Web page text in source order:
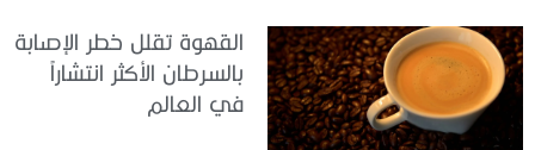
القهوة تقلل خطر الإصابة
بالسرطان الأكثر انتشاراً
في العالم